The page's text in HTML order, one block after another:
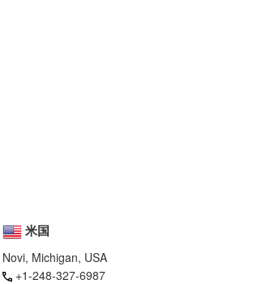
米国
Novi, Michigan, USA
+1-248-327-6987